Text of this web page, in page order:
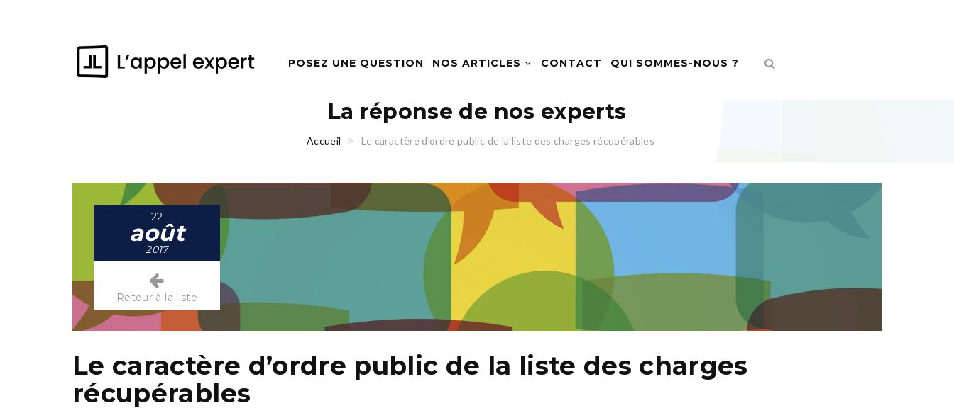
POSEZ UNE QUESTION NOS ARTICLES CONTACT QUI SOMMES-NOUS ?
La réponse de nos experts
Accueil Le caractère d’ordre public de la liste des charges récupérables
22
août
2017
Retour à la liste
Le caractère d’ordre public de la liste des charges
récupérables